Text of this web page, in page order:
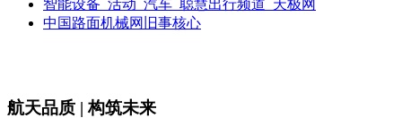
智能设备_活动_汽车_聪慧出行频道_天极网
中国路面机械网旧事核心
航天品质 | 构筑未来